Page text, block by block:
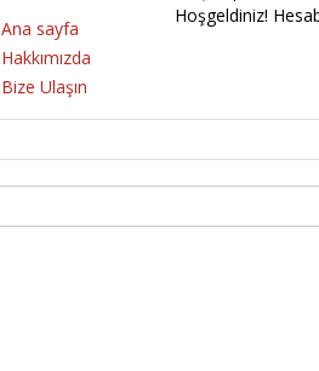
Ana sayfa
Hakkımızda
Bize Ulaşın
Hoşgeldiniz!